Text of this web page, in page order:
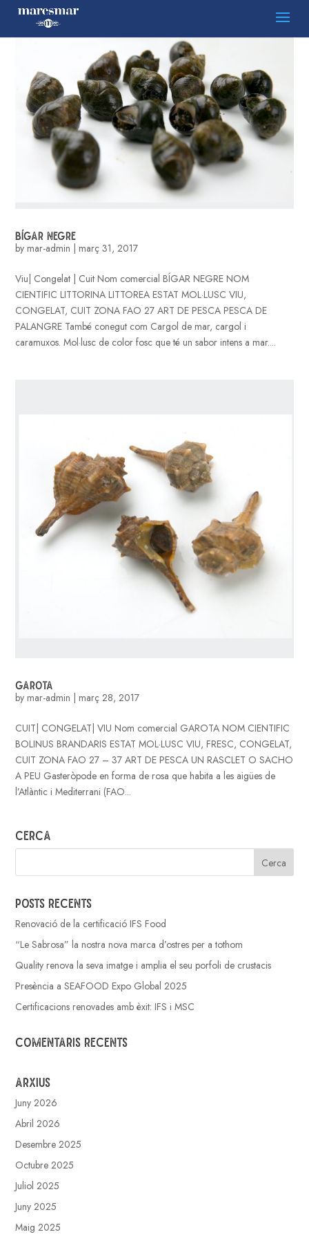
BÍGAR NEGRE
bymar-admin |març 31, 2017
Viu| Congelat | Cuit Nom comercial BÍGAR NEGRE NOM
CIENTIFIC LITTORINA LITTOREA ESTAT MOL·LUSC VIU,
CONGELAT, CUIT ZONA FAO 27 ART DE PESCA PESCA DE
PALANGRE També conegut com Cargol de mar, cargol i
caramuxos. Mol·lusc de color fosc que té un sabor intens a mar....
GAROTA
bymar-admin |març 28, 2017
CUIT| CONGELAT| VIU Nom comercial GAROTA NOM CIENTIFIC
BOLINUS BRANDARIS ESTAT MOL·LUSC VIU, FRESC, CONGELAT,
CUIT ZONA FAO 27 – 37 ART DE PESCA UN RASCLET O SACHO
A PEU Gasteròpode en forma de rosa que habita a les aigües de
l’Atlàntic i Mediterrani (FAO...
Cerca
Posts recents
Renovació de la certificació IFS Food
“Le Sabrosa” la nostra nova marca d’ostres per a tothom
Quality renova la seva imatge i amplia el seu porfoli de crustacis
Presència a SEAFOOD Expo Global 2025
Certificacions renovades amb èxit: IFS i MSC
Comentaris recents
Arxius
Juny 2026
Abril 2026
Desembre 2025
Octubre 2025
Juliol 2025
Juny 2025
Maig 2025